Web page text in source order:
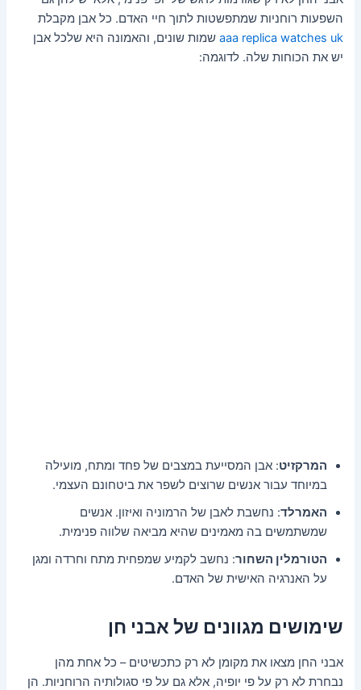
השפעות רוחניות שמתפשטות לתוך חיי האדם. כל אבן מקבלת
aaa replica watches uk שמות שונים, והאמונה היא שלכל אבן
יש את הכוחות שלה. לדוגמה:
המרקזיט: אבן המסייעת במצבים של פחד ומתח, מועילה
במיוחד עבור אנשים שרוצים לשפר את ביטחונם העצמי.
האמרלד: נחשבת לאבן של הרמוניה ואיזון. אנשים
שמשתמשים בה מאמינים שהיא מביאה שלווה פנימית.
הטורמלין השחור: נחשב לקמיע שמפחית מתח וחרדה ומגן
על האנרגיה האישית של האדם.
שימושים מגוונים של אבני חן
אבני החן מצאו את מקומן לא רק כתכשיטים – כל אחת מהן
נבחרת לא רק על פי יופיה, אלא גם על פי סגולותיה הרוחניות. הן